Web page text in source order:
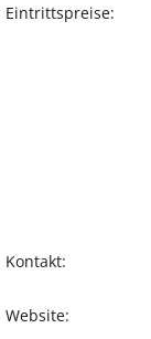
Eintrittspreise:
Kontakt:
Website: